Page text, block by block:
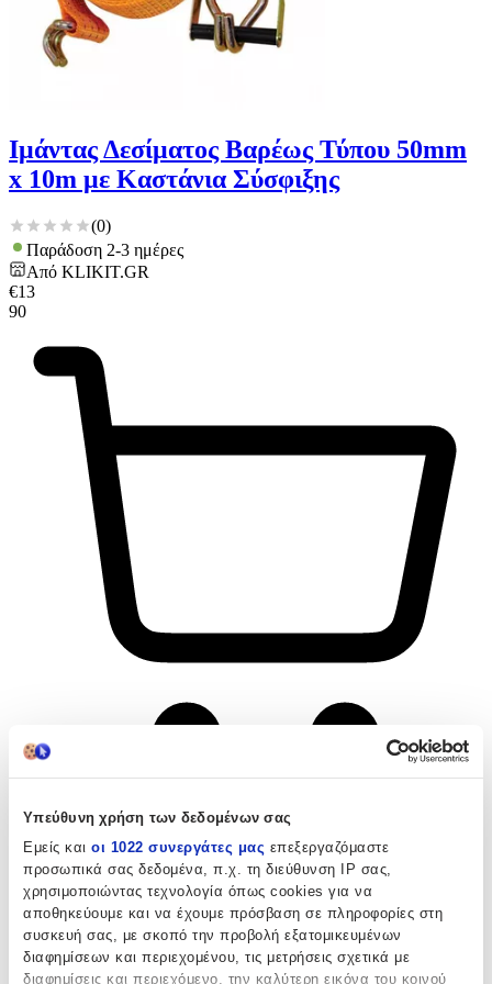
Υπεύθυνη χρήση των δεδομένων σας
Εμείς και οι 1022 συνεργάτες μας επεξεργαζόμαστε
προσωπικά σας δεδομένα, π.χ. τη διεύθυνση IP σας,
χρησιμοποιώντας τεχνολογία όπως cookies για να
αποθηκεύουμε και να έχουμε πρόσβαση σε πληροφορίες στη
συσκευή σας, με σκοπό την προβολή εξατομικευμένων
διαφημίσεων και περιεχομένου, τις μετρήσεις σχετικά με
διαφημίσεις και περιεχόμενο, την καλύτερη εικόνα του κοινού
Ιμάντας Δεσίματος Βαρέως Τύπου 50mm
x 10m με Καστάνια Σύσφιξης
(0)
Παράδοση 2-3 ημέρες
Από KLIKIT.GR
€13
90